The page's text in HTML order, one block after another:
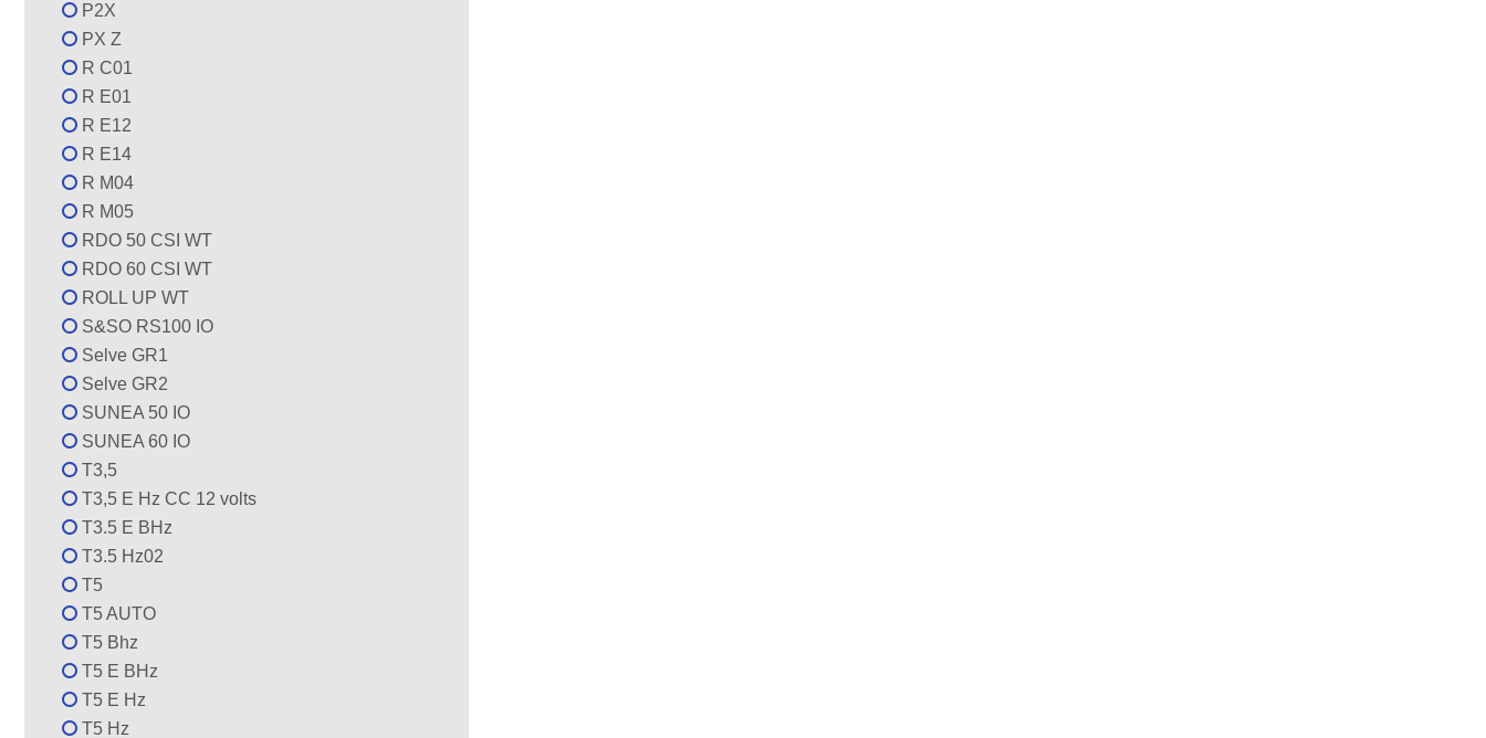
P2X
PX Z
R C01
R E01
R E12
R E14
R M04
R M05
RDO 50 CSI WT
RDO 60 CSI WT
ROLL UP WT
S&SO RS100 IO
Selve GR1
Selve GR2
SUNEA 50 IO
SUNEA 60 IO
T3,5
T3,5 E Hz CC 12 volts
T3.5 E BHz
T3.5 Hz02
T5
T5 AUTO
T5 Bhz
T5 E BHz
T5 E Hz
T5 Hz